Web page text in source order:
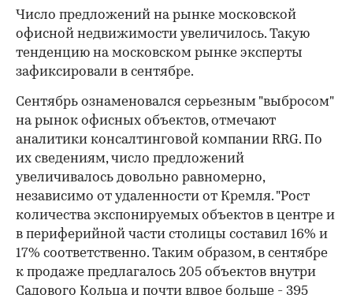
Число предложений на рынке московской
офисной недвижимости увеличилось. Такую
тенденцию на московском рынке эксперты
зафиксировали в сентябре.
Сентябрь ознаменовался серьезным "выбросом"
на рынок офисных объектов, отмечают
аналитики консалтинговой компании RRG. По
их сведениям, число предложений
увеличивалось довольно равномерно,
независимо от удаленности от Кремля. "Рост
количества экспонируемых объектов в центре и
в периферийной части столицы составил 16% и
17% соответственно. Таким образом, в сентябре
к продаже предлагалось 205 объектов внутри
Садового Кольца и почти вдвое больше - 395